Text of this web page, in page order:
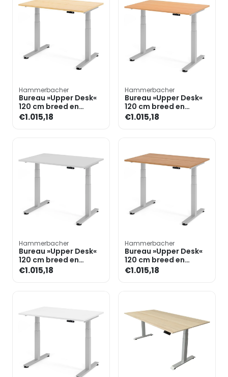
Hammerbacher
Bureau »Upper Desk«
120 cm breed en
elektrisch in hoogte
verstelbaar tot 128,5 c
€1.015,18
Hammerbacher
Bureau »Upper Desk«
120 cm breed en
elektrisch in hoogte
verstelbaar tot 128,5 c
€1.015,18
Hammerbacher
Bureau »Upper Desk«
120 cm breed en
elektrisch in hoogte
verstelbaar tot 128,5 c
€1.015,18
Hammerbacher
Bureau »Upper Desk«
120 cm breed en
elektrisch in hoogte
verstelbaar tot 128,5 c
€1.015,18